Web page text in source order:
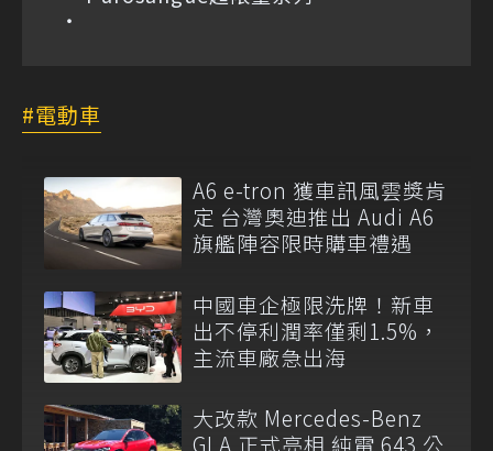
電動車
A6 e-tron 獲車訊風雲獎肯
定 台灣奧迪推出 Audi A6
旗艦陣容限時購車禮遇
中國車企極限洗牌！新車
出不停利潤率僅剩1.5%，
主流車廠急出海
大改款 Mercedes-Benz
GLA 正式亮相 純電 643 公